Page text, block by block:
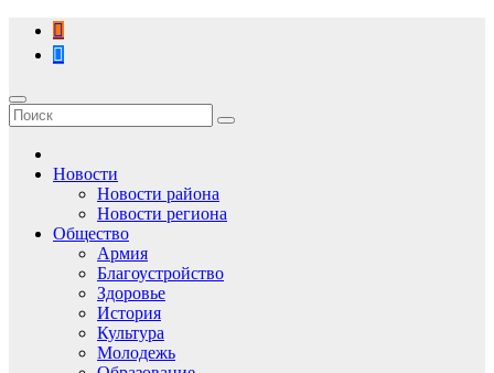
Перейти
содержимому
Новости
Новости района
Новости региона
Общество
Армия
Благоустройство
Здоровье
История
Культура
Молодежь